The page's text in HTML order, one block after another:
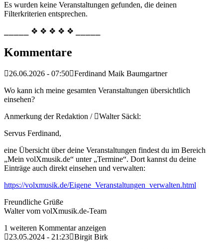
Es wurden keine Veranstaltungen gefunden, die deinen
Filterkriterien entsprechen.
⎯⎯⎯⎯⎯ ❖ ❖ ❖ ❖ ❖ ⎯⎯⎯⎯⎯
Kommentare
26.06.2026 - 07:50 Ferdinand Maik Baumgartner
Wo kann ich meine gesamten Veranstaltungen übersichtlich
einsehen?
Anmerkung der Redaktion /
Walter Säckl:
Servus Ferdinand,
eine Übersicht über deine Veranstaltungen findest du im Bereich
„Mein volXmusik.de“ unter „Termine“. Dort kannst du deine
Einträge auch direkt einsehen und verwalten:
https://volxmusik.de/Eigene_Veranstaltungen_verwalten.html
Freundliche Grüße
Walter vom volXmusik.de-Team
1 weiteren Kommentar anzeigen
23.05.2024 - 21:23 Birgit Birk